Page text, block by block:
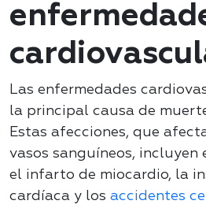
Las enfermedades
la principal causa de
Estas afecciones, que
vasos sanguíneos, incluyen
el infarto de miocardio, la
cardíaca y los accidentes